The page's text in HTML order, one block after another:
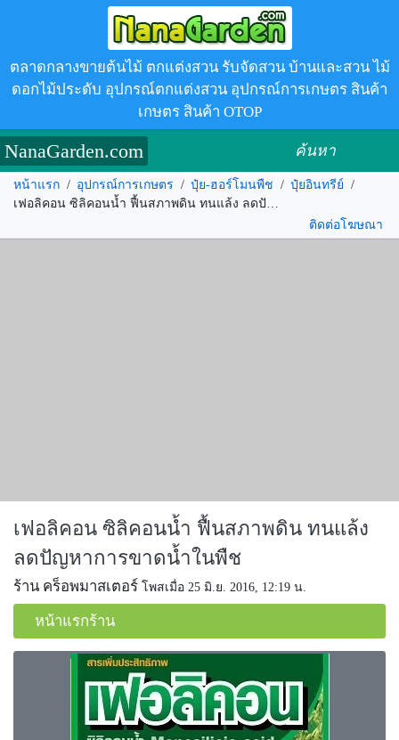
ตลาดกลางขายต้นไม้ ตกแต่งสวน รับจัดสวน บ้านและสวน ไม้
ดอกไม้ประดับ อุปกรณ์ตกแต่งสวน อุปกรณ์การเกษตร สินค้า
เกษตร สินค้า OTOP
NanaGarden.com ค้นหา
หน้าแรก / อุปกรณ์การเกษตร / ปุ๋ย-ฮอร์โมนพืช / ปุ๋ยอินทรีย์ /
ติดต่อโฆษณา
เฟอลิคอน ซิลิคอนน้ำ ฟื้นสภาพดิน ทนแล้ง
ลดปัญหาการขาดน้ำในพืช
ร้าน คร็อพมาสเตอร์ โพสเมื่อ 25 มิ.ย. 2016, 12:19 น.
หน้าแรกร้าน